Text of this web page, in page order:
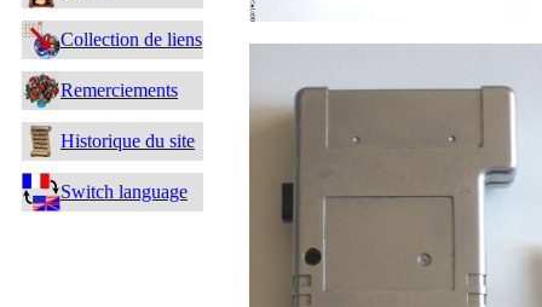
Collection de liens
Remerciements
Historique du site
Switch language